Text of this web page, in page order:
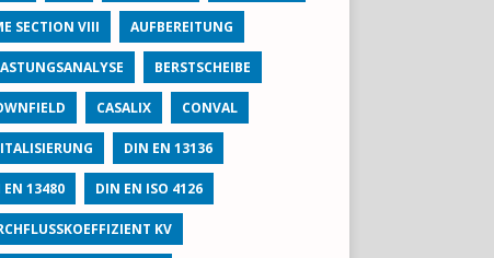
SECTION VIII AUFBEREITUNG
BERSTSCHEIBE
CASALIX CONVAL
DIN EN 13136
EN 13480 DIN EN ISO 4126
KV